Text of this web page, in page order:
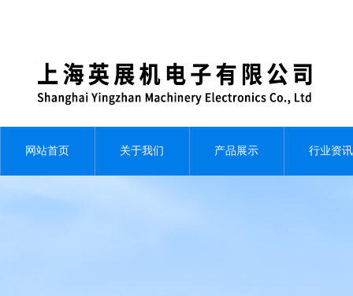
网站首页 关于我们 产品展示 行业资讯